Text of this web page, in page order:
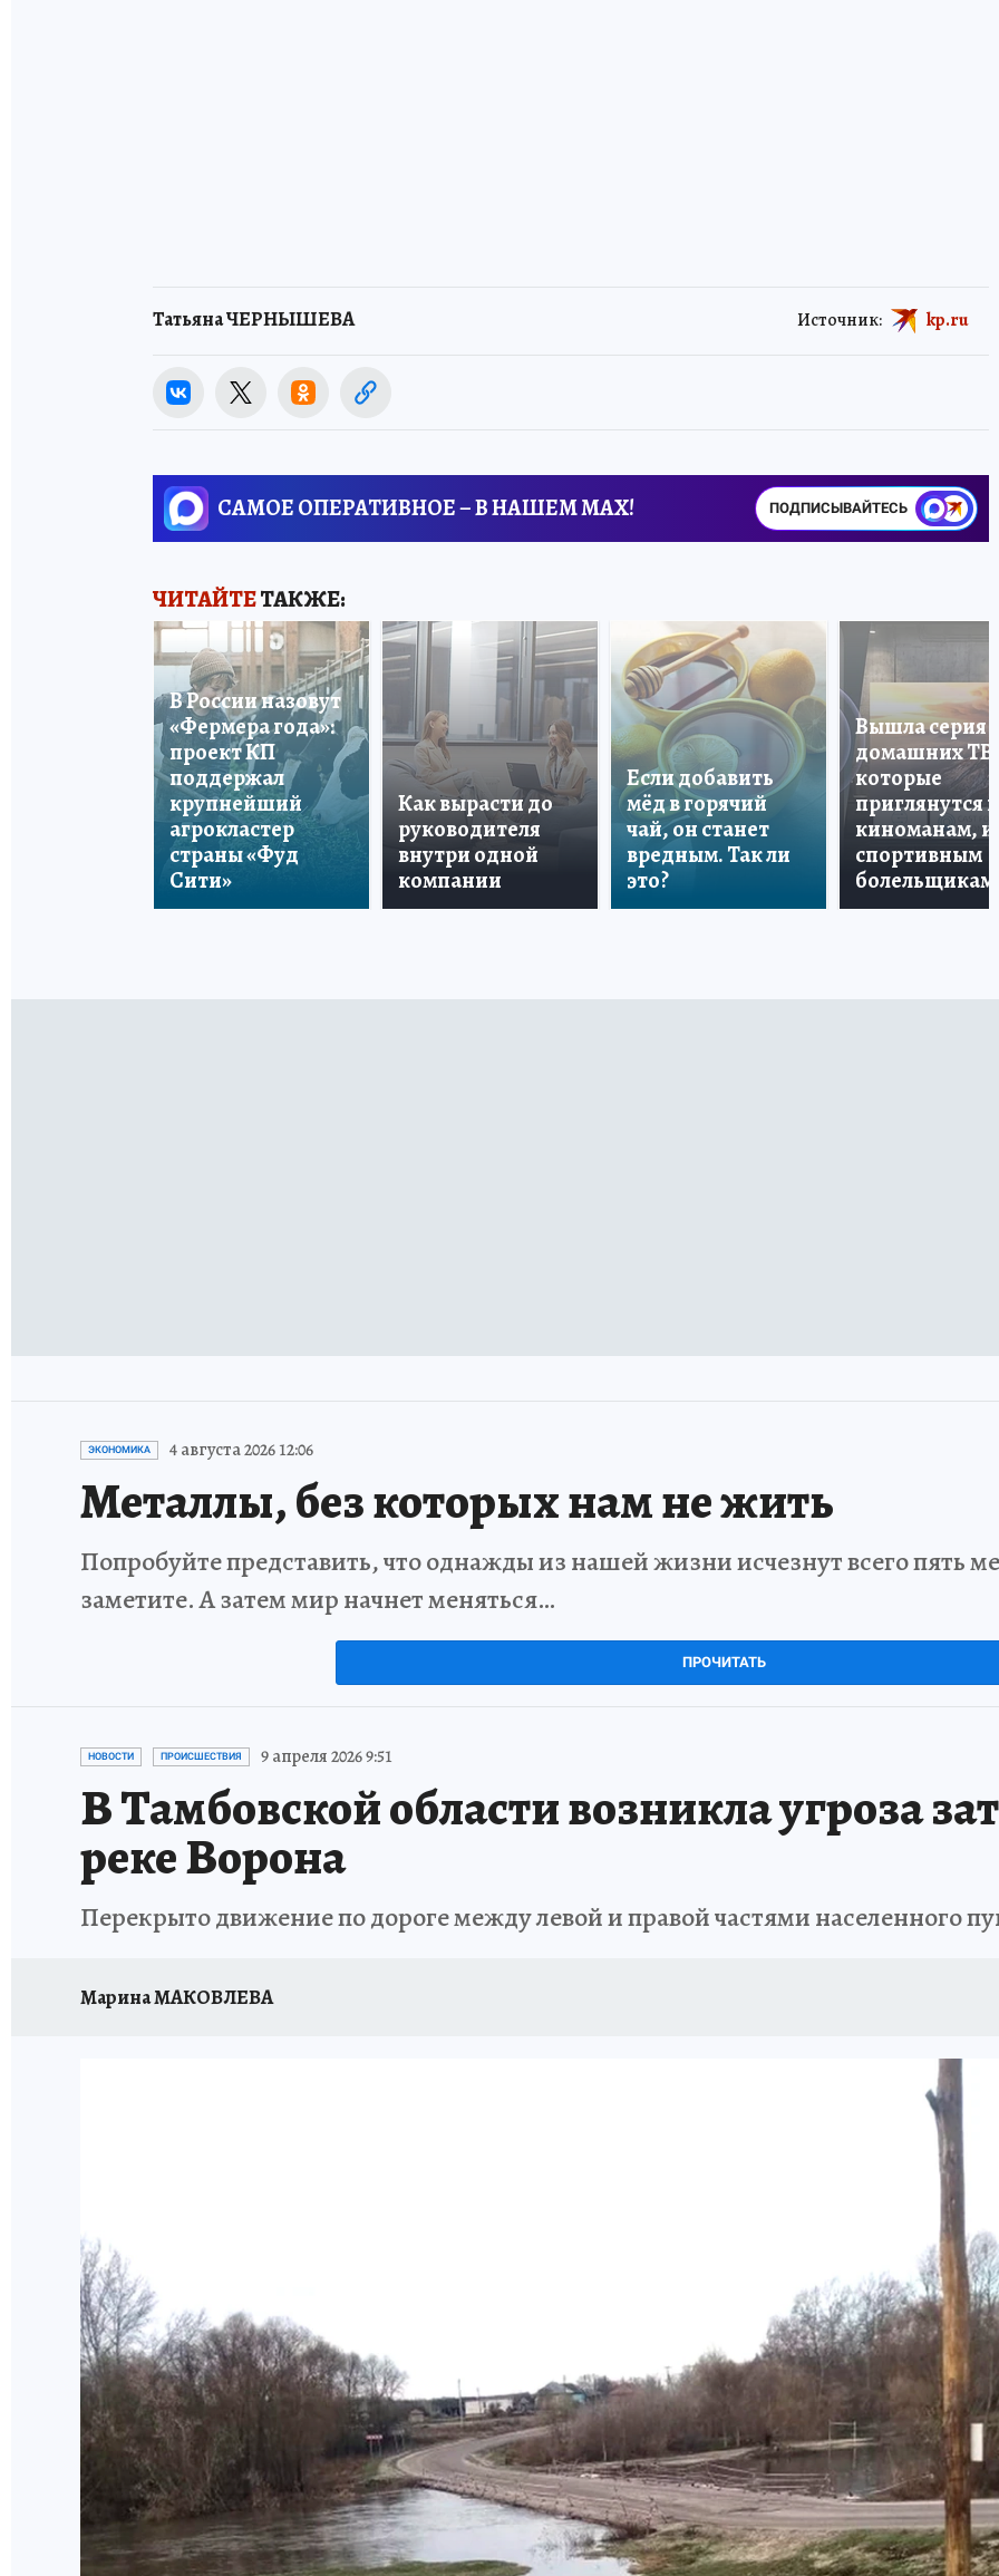
Татьяна ЧЕРНЫШЕВА Источник: kp.ru
САМОЕ ОПЕРАТИВНОЕ – В НАШЕМ MAX! ПОДПИСЫВАЙТЕСЬ
ЧИТАЙТЕТАКЖЕ:
В России назовут
«Фермера года»:
проект КП
поддержал
крупнейший
агрокластер
страны «Фуд
Сити»
Как вырасти до
руководителя
внутри одной
компании
Если добавить
мёд в горячий
чай, он станет
вредным. Так ли
это?
Вышла серия
домашних ТВ,
которые
приглянутся и
киноманам, и
спортивным
болельщикам
ЭКОНОМИКА 4 августа 2026 12:06
Металлы, без которых нам не жить
Попробуйте представить, что однажды из нашей жизни исчезнут всего пять
заметите. А затем мир начнет меняться…
ПРОЧИТАТЬ
НОВОСТИ ПРОИСШЕСТВИЯ 9 апреля 2026 9:51
В Тамбовской области возникла угроза
реке Ворона
Перекрыто движение по дороге между левой и правой частями населенного
Марина МАКОВЛЕВА